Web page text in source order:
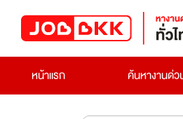
หน้าแรก ค้นหางานด่ว